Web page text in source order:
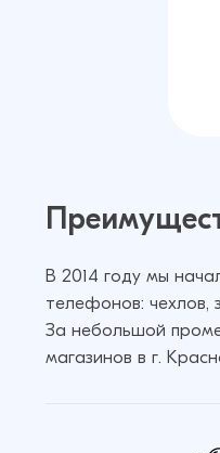
В 2014 году мы
телефонов: чехлов,
За небольшой
магазинов в г.